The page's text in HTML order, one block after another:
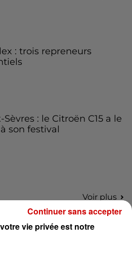
: trois repreneurs
Sèvres : le Citroën C15 a le
son festival
Voir plus
vos places pour le
du Roi Arthur 2026 !
vie privée est notre
Continuer sans accepter